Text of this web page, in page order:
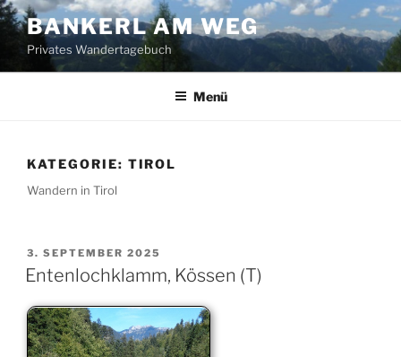
Zum
Inhalt
springen
BANKERL AM WEG
Privates Wandertagebuch
Menü
KATEGORIE: TIROL
Wandern in Tirol
VERÖFFENTLICHT
AM
3. SEPTEMBER 2025
Entenlochklamm, Kössen (T)